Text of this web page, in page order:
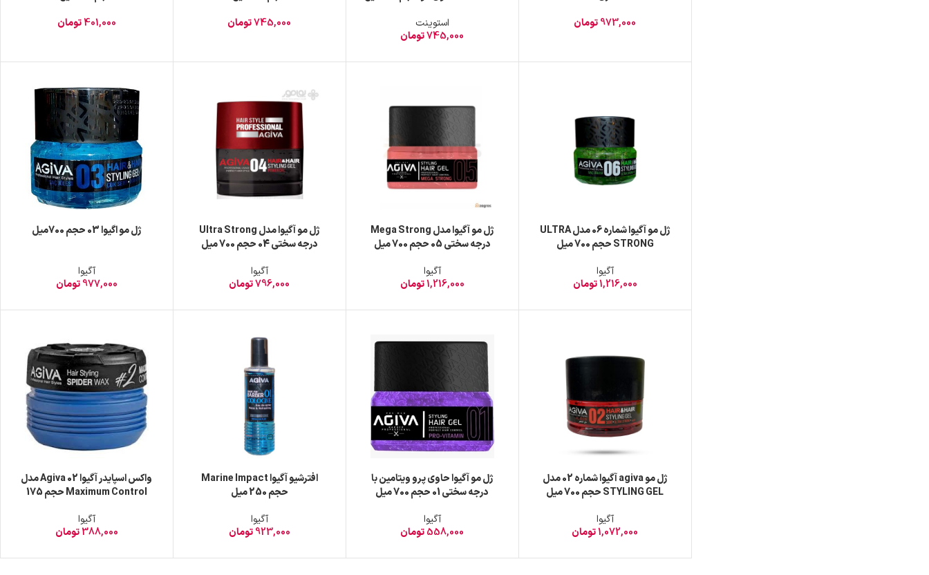
973,000تومان
استوینت
745,000تومان
745,000تومان
401,000تومان
ژل مو آگیوا شماره 06 مدل ULTRA
STRONG حجم 700 میل
آگیوا
1,216,000تومان
ژل مو آگیوا مدل Mega Strong
درجه سختی 05 حجم 700 میل
آگیوا
1,216,000تومان
ژل مو آگیوا مدل Ultra Strong
درجه سختی 04 حجم 700 میل
آگیوا
796,000تومان
ژل مو اگیوا 03 حجم 700میل
آگیوا
977,000تومان
ژل مو agiva آگیوا شماره 02 مدل
STYLING GEL حجم 700 میل
آگیوا
1,072,000تومان
ژل مو آگیوا حاوی پرو ویتامین با
درجه سختی 01 حجم 700 میل
آگیوا
558,000تومان
افترشیو آگیوا Marine Impact
حجم 250 میل
آگیوا
923,000تومان
واکس اسپایدر آگیوا Agiva 02 مدل
Maximum Control حجم 175
آگیوا
388,000تومان